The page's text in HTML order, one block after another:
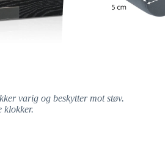
varig og beskytter mot støv.
klokker.